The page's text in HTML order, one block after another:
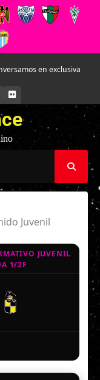
en exclusiva con
FLICKR
Juvenil
JUVENIL
1/2F